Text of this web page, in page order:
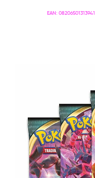
EAN: 08206501313941